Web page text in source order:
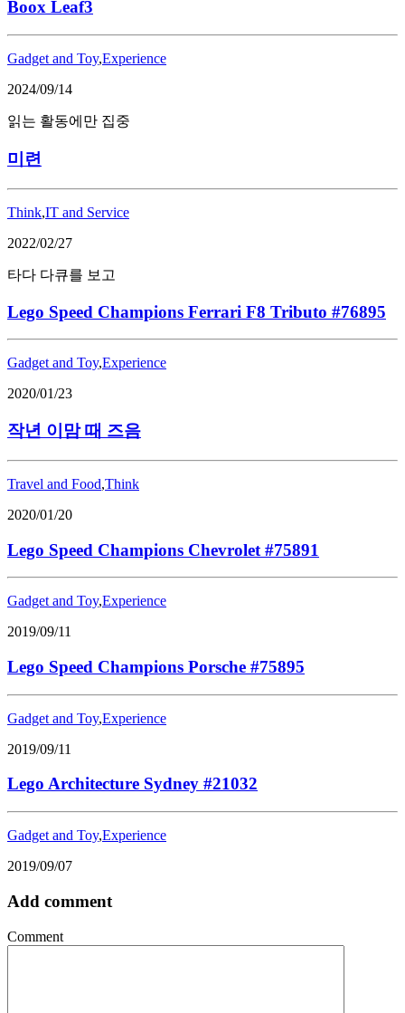
Boox Leaf3
Gadget and Toy,Experience
2024/09/14
읽는 활동에만 집중
미련
Think,IT and Service
2022/02/27
타다 다큐를 보고
Lego Speed Champions Ferrari F8 Tributo #76895
Gadget and Toy,Experience
2020/01/23
작년 이맘 때 즈음
Travel and Food,Think
2020/01/20
Lego Speed Champions Chevrolet #75891
Gadget and Toy,Experience
2019/09/11
Lego Speed Champions Porsche #75895
Gadget and Toy,Experience
2019/09/11
Lego Architecture Sydney #21032
Gadget and Toy,Experience
2019/09/07
Add comment
Comment